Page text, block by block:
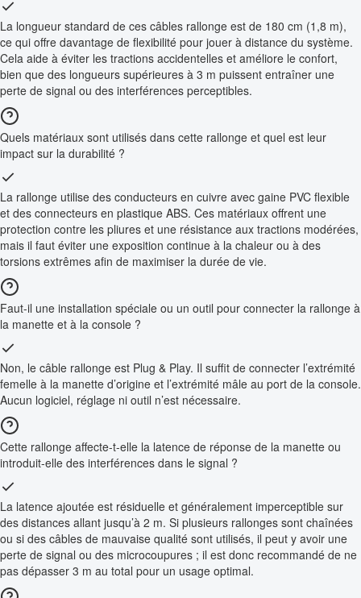
La longueur standard de ces câbles rallonge est de 180 cm (1,8 m),
ce qui offre davantage de flexibilité pour jouer à distance du système.
Cela aide à éviter les tractions accidentelles et améliore le confort,
bien que des longueurs supérieures à 3 m puissent entraîner une
perte de signal ou des interférences perceptibles.
Quels matériaux sont utilisés dans cette rallonge et quel est leur
impact sur la durabilité ?
La rallonge utilise des conducteurs en cuivre avec gaine PVC flexible
et des connecteurs en plastique ABS. Ces matériaux offrent une
protection contre les pliures et une résistance aux tractions modérées,
mais il faut éviter une exposition continue à la chaleur ou à des
torsions extrêmes afin de maximiser la durée de vie.
Faut-il une installation spéciale ou un outil pour connecter la rallonge à
la manette et à la console ?
Non, le câble rallonge est Plug & Play. Il suffit de connecter l’extrémité
femelle à la manette d’origine et l’extrémité mâle au port de la console.
Aucun logiciel, réglage ni outil n’est nécessaire.
Cette rallonge affecte-t-elle la latence de réponse de la manette ou
introduit-elle des interférences dans le signal ?
La latence ajoutée est résiduelle et généralement imperceptible sur
des distances allant jusqu’à 2 m. Si plusieurs rallonges sont chaînées
ou si des câbles de mauvaise qualité sont utilisés, il peut y avoir une
perte de signal ou des microcoupures ; il est donc recommandé de ne
pas dépasser 3 m au total pour un usage optimal.